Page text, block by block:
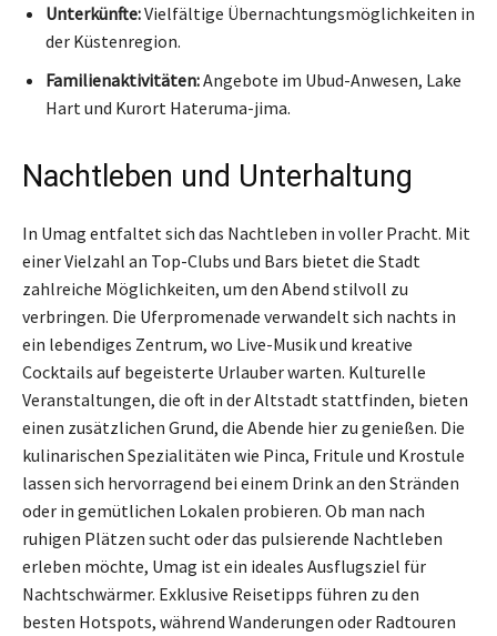
Unterkünfte:Vielfältige Übernachtungsmöglichkeiten in
der Küstenregion.
Familienaktivitäten:Angebote im Ubud-Anwesen, Lake
Hart und Kurort Hateruma-jima.
Nachtleben und Unterhaltung
In Umag entfaltet sich das Nachtleben in voller Pracht. Mit
einer Vielzahl an Top-Clubs und Bars bietet die Stadt
zahlreiche Möglichkeiten, um den Abend stilvoll zu
verbringen. Die Uferpromenade verwandelt sich nachts in
ein lebendiges Zentrum, wo Live-Musik und kreative
Cocktails auf begeisterte Urlauber warten. Kulturelle
Veranstaltungen, die oft in der Altstadt stattfinden, bieten
einen zusätzlichen Grund, die Abende hier zu genießen. Die
kulinarischen Spezialitäten wie Pinca, Fritule und Krostule
lassen sich hervorragend bei einem Drink an den Stränden
oder in gemütlichen Lokalen probieren. Ob man nach
ruhigen Plätzen sucht oder das pulsierende Nachtleben
erleben möchte, Umag ist ein ideales Ausflugsziel für
Nachtschwärmer. Exklusive Reisetipps führen zu den
besten Hotspots, während Wanderungen oder Radtouren